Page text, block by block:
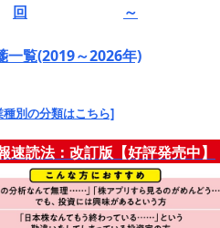
回
～
一覧(2019～2026年)
種別の分類はこちら]
速読法：改訂版【好評発売中】